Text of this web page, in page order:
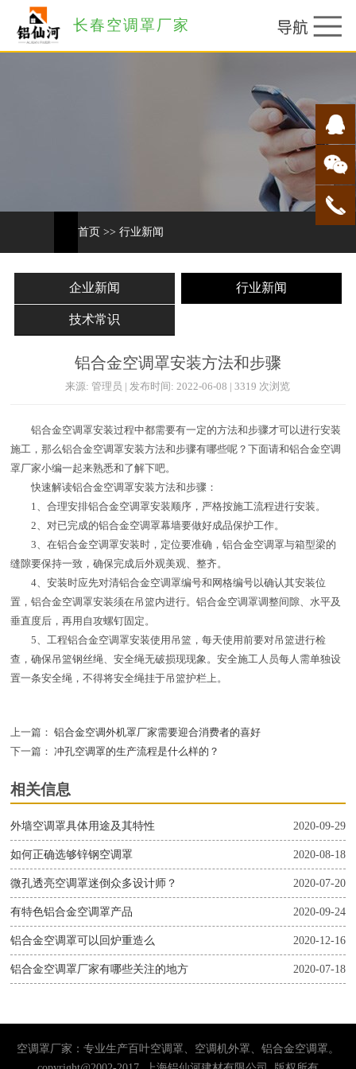
长春空调罩厂家
首页 >> 行业新闻
企业新闻 行业新闻
技术常识
铝合金空调罩安装方法和步骤
来源: 管理员 | 发布时间: 2022-06-08 | 3319 次浏览
铝合金空调罩安装过程中都需要有一定的方法和步骤才可以进行安装
施工，那么铝合金空调罩安装方法和步骤有哪些呢？下面请和铝合金空调
罩厂家小编一起来熟悉和了解下吧。
快速解读铝合金空调罩安装方法和步骤：
1、合理安排铝合金空调罩安装顺序，严格按施工流程进行安装。
2、对已完成的铝合金空调罩幕墙要做好成品保护工作。
3、在铝合金空调罩安装时，定位要准确，铝合金空调罩与箱型梁的
缝隙要保持一致，确保完成后外观美观、整齐。
4、安装时应先对清铝合金空调罩编号和网格编号以确认其安装位
置，铝合金空调罩安装须在吊篮内进行。铝合金空调罩调整间隙、水平及
垂直度后，再用自攻螺钉固定。
5、工程铝合金空调罩安装使用吊篮，每天使用前要对吊篮进行检
查，确保吊篮钢丝绳、安全绳无破损现现象。安全施工人员每人需单独设
置一条安全绳，不得将安全绳挂于吊篮护栏上。
上一篇： 铝合金空调外机罩厂家需要迎合消费者的喜好
下一篇： 冲孔空调罩的生产流程是什么样的？
相关信息
2020-09-29
外墙空调罩具体用途及其特性
2020-08-18
如何正确选够锌钢空调罩
2020-07-20
微孔透亮空调罩迷倒众多设计师？
2020-09-24
有特色铝合金空调罩产品
2020-12-16
铝合金空调罩可以回炉重造么
2020-07-18
铝合金空调罩厂家有哪些关注的地方
空调罩厂家：专业生产百叶空调罩、空调机外罩、铝合金空调罩。